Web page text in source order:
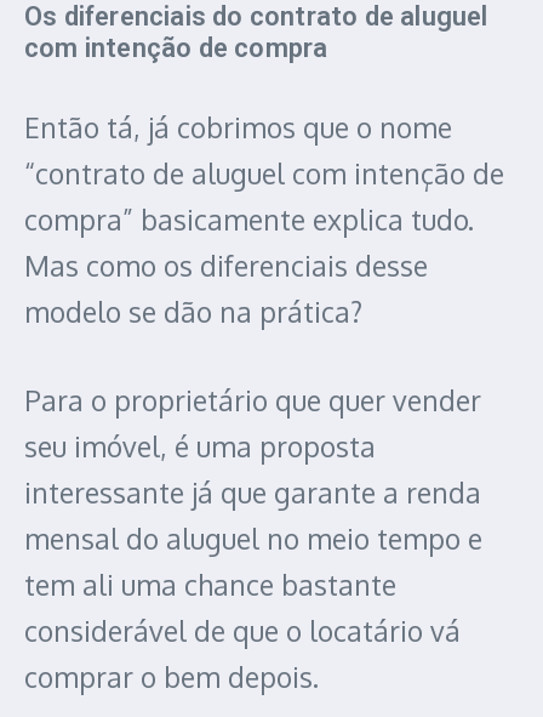
Os diferenciais do contrato de aluguel
com intenção de compra
Então tá, já cobrimos que o nome
“contrato de aluguel com intenção de
compra” basicamente explica tudo.
Mas como os diferenciais desse
modelo se dão na prática?
Para o proprietário que quer vender
seu imóvel, é uma proposta
interessante já que garante a renda
mensal do aluguel no meio tempo e
tem ali uma chance bastante
considerável de que o locatário vá
comprar o bem depois.